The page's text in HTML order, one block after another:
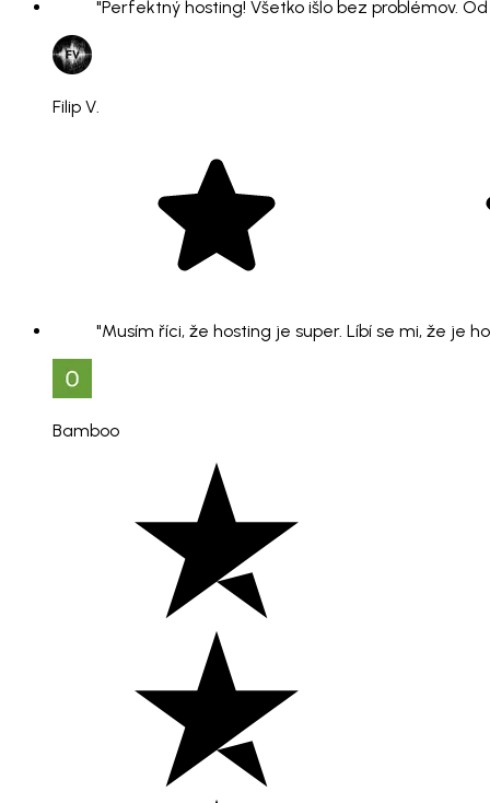
"Perfektný hosting! Všetko išlo bez problémov.
Filip V.
"Musím říci, že hosting je super. Líbí se mi, že je
Bamboo